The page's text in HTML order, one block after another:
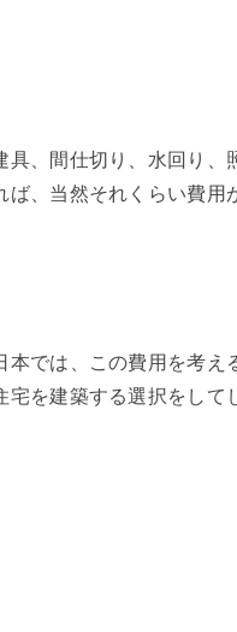
具、間仕切り、水回り、
ば、当然それくらい費用
本では、この費用を考え
宅を建築する選択をして